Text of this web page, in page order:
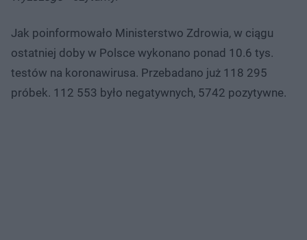
Jak poinformowało Ministerstwo Zdrowia, w ciągu
ostatniej doby w Polsce wykonano ponad 10.6 tys.
testów na koronawirusa. Przebadano już 118 295
próbek. 112 553 było negatywnych, 5742 pozytywne.